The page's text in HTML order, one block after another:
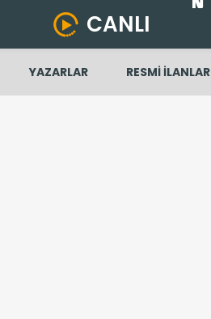
CANLI
YAZARLAR RESMİ İLANLAR